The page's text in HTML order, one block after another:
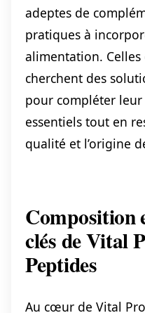
adeptes de
pratiques à
alimentation.
cherchent des
pour compléter
essentiels tout en
qualité et l’origine
Composition
clés de Vital
Peptides
Au cœur de Vital